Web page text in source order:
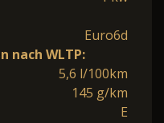
Euro6d
nach WLTP:
5,6 l/100km
145 g/km
E